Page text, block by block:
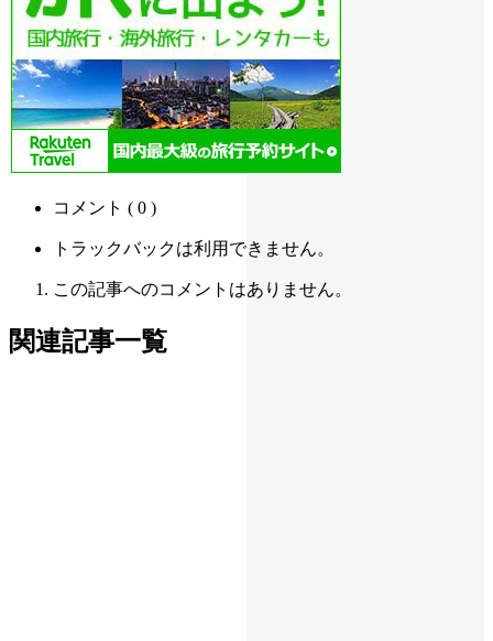
コメント ( 0 )
トラックバックは利用できません。
この記事へのコメントはありません。
関連記事一覧